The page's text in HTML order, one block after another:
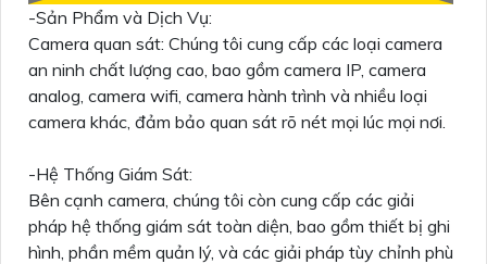
-Sản Phẩm và Dịch Vụ:
Camera quan sát: Chúng tôi cung cấp các loại camera
an ninh chất lượng cao, bao gồm camera IP, camera
analog, camera wifi, camera hành trình và nhiều loại
camera khác, đảm bảo quan sát rõ nét mọi lúc mọi nơi.
-Hệ Thống Giám Sát:
Bên cạnh camera, chúng tôi còn cung cấp các giải
pháp hệ thống giám sát toàn diện, bao gồm thiết bị ghi
hình, phần mềm quản lý, và các giải pháp tùy chỉnh phù